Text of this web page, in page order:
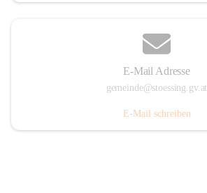
E-Mail Adresse
gemeinde@stoessing.gv.at
E-Mail schreiben